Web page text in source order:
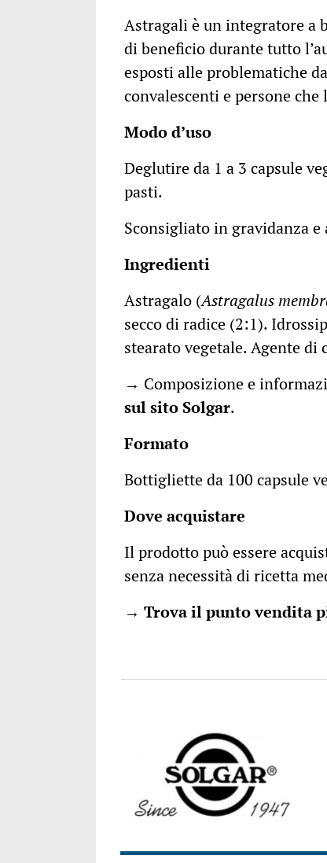
Astragali è un integratore a
di beneficio durante tutto
esposti alle problematiche
convalescenti e persone
Modo d’uso
Deglutire da 1 a 3 capsule
pasti.
Sconsigliato in gravidanza
Ingredienti
Astragalo (Astragalus
secco di radice (2:1).
stearato vegetale. Agente
→ Composizione e
sulsito Solgar.
Formato
Bottigliette da 100 capsule
Dove acquistare
Il prodotto può essere
senza necessità di ricetta
→ Trova il punto vendita